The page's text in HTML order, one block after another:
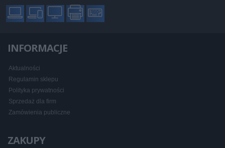
INFORMACJE
Aktualności
Regulamin sklepu
Polityka prywatności
Sprzedaż dla firm
Zamówienia publiczne
ZAKUPY